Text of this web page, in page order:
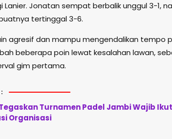
Lanier. Jonatan sempat berbalik unggul 3-1,
tertinggal 3-6.
agresif dan mampu mengendalikan tempo
beberapa poin lewat kesalahan lawan,
gim pertama.
Turnamen Padel Jambi Wajib
Organisasi